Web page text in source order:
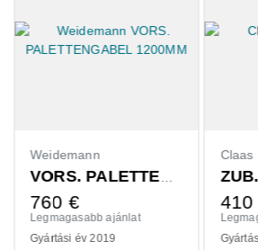
Weidemann
VORS. PALETTENGABEL 1200MM
760 €
Legmagasabb ajánlat
Gyártási év 2019
Claas
410